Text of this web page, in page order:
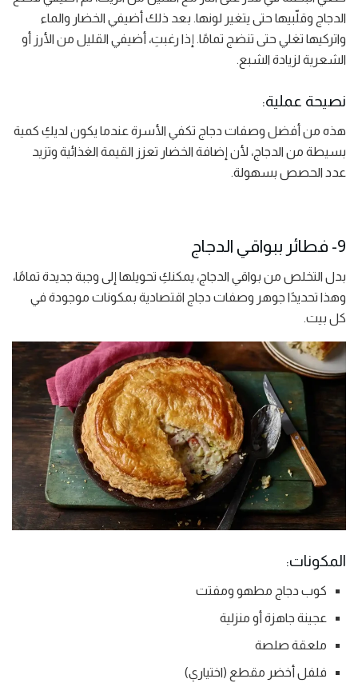
الدجاج وقلّبيها حتى يتغير لونها. بعد ذلك أضيفي الخضار والماء
واتركيها تغلي حتى تنضج تمامًا. إذا رغبتِ، أضيفي القليل من الأرز أو
الشعرية لزيادة الشبع.
نصيحة عملية:
هذه من أفضل وصفات دجاج تكفي الأسرة عندما يكون لديكِ كمية
بسيطة من الدجاج، لأن إضافة الخضار تعزز القيمة الغذائية وتزيد
عدد الحصص بسهولة.
9- فطائر ببواقي الدجاج
بدل التخلص من بواقي الدجاج، يمكنكِ تحويلها إلى وجبة جديدة تمامًا،
وهذا تحديدًا جوهر وصفات دجاج اقتصادية بمكونات موجودة في
كل بيت.
المكونات:
كوب دجاج مطهو ومفتت
عجينة جاهزة أو منزلية
ملعقة صلصة
فلفل أخضر مقطع (اختياري)